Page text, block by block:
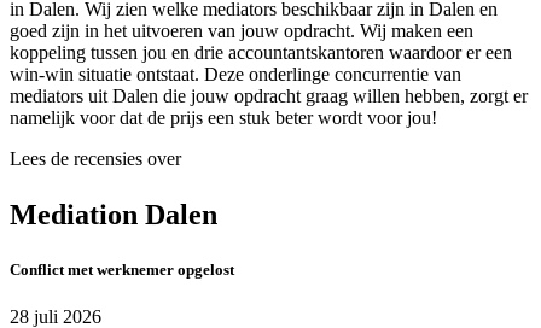
in Dalen. Wij zien welke mediators beschikbaar zijn in Dalen en
goed zijn in het uitvoeren van jouw opdracht. Wij maken een
koppeling tussen jou en drie accountantskantoren waardoor er een
win-win situatie ontstaat. Deze onderlinge concurrentie van
mediators uit Dalen die jouw opdracht graag willen hebben, zorgt er
namelijk voor dat de prijs een stuk beter wordt voor jou!
Lees de recensies over
Mediation Dalen
Conflict met werknemer opgelost
28 juli 2026